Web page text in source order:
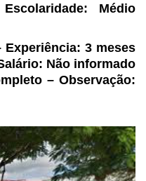
Escolaridade: Médio
Experiência: 3 meses
Não informado
– Observação: